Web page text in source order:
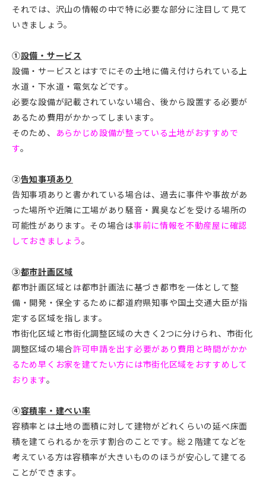
それでは、沢山の情報の中で特に必要な部分に注目して見て
いきましょう。
①設備・サービス
設備・サービスとはすでにその土地に備え付けられている上
水道・下水道・電気などです。
必要な設備が記載されていない場合、後から設置する必要が
あるため費用がかかってしまいます。
そのため、
あらかじめ設備が整っている土地がおすすめで
す。
②告知事項あり
告知事項ありと書かれている場合は、過去に事件や事故があ
った場所や近隣に工場があり騒音・異臭などを受ける場所の
可能性があります。その場合は事前に情報を不動産屋に確認
しておきましょう。
③都市計画区域
都市計画区域とは都市計画法に基づき都市を一体として整
備・開発・保全するために都道府県知事や国土交通大臣が指
定する区域を指します。
市街化区域と市街化調整区域の大きく2つに分けられ、市街化
調整区域の場合許可申請を出す必要があり費用と時間がかか
るため早くお家を建てたい方には市街化区域をおすすめして
おります。
④容積率・建ぺい率
容積率とは土地の面積に対して建物がどれくらいの延べ床面
積を建てられるかを示す割合のことです。総２階建てなどを
考えている方は容積率が大きいもののほうが安心して建てる
ことができます。